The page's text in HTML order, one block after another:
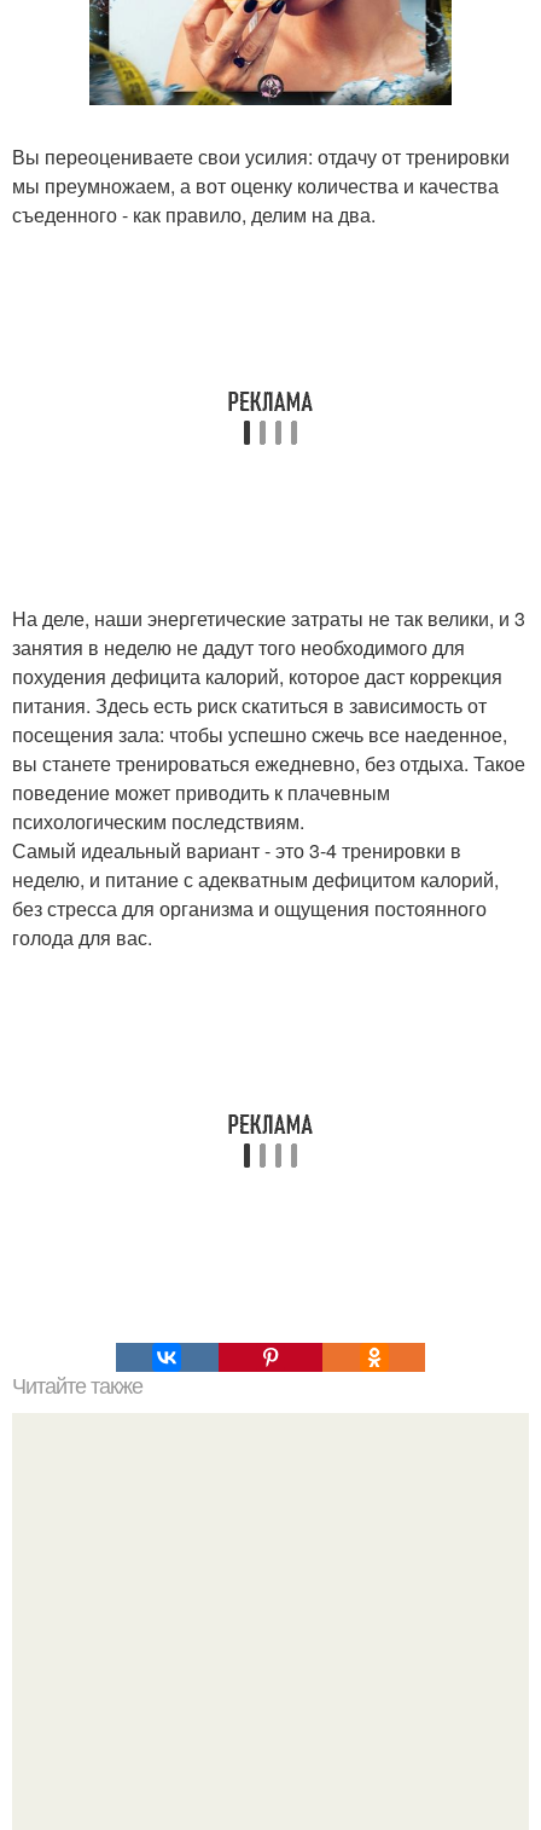
Вы переоцениваете свои усилия: отдачу от тренировки
мы преумножаем, а вот оценку количества и качества
съеденного - как правило, делим на два.
На деле, наши энергетические затраты не так велики, и 3
занятия в неделю не дадут того необходимого для
похудения дефицита калорий, которое даст коррекция
питания. Здесь есть риск скатиться в зависимость от
посещения зала: чтобы успешно сжечь все наеденное,
вы станете тренироваться ежедневно, без отдыха. Такое
поведение может приводить к плачевным
психологическим последствиям.
Самый идеальный вариант - это 3-4 тренировки в
неделю, и питание с адекватным дефицитом калорий,
без стресса для организма и ощущения постоянного
голода для вас.
Читайте также